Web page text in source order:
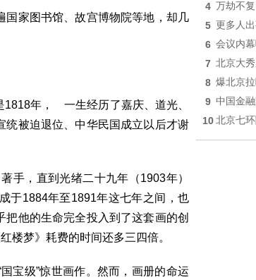
家图书馆、故宫博物院等地，却几
年， 一生经历了嘉庆、道光、
统被迫退位、中华民国成立以后才谢
手，直到光绪二十九年（1903年）
于1884年至1891年这七年之间，也
他的生命完全投入到了这套画的创
楼梦》耗费的时间还多三四倍。
级”惊世画作。然而，画册的命运
4 万劫不
5 更多人
6 会议内
7 北京大
8 爆北京
9 中国金
10 北京七